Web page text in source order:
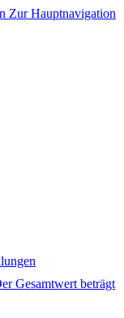
Zur Hauptnavigation
Gesamtwert beträgt